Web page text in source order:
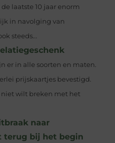
laatste 10 jaar enorm
in navolging van
steeds...
er in alle soorten en maten.
prijskaartjes bevestigd.
wilt breken met het
naar
terug bij het begin